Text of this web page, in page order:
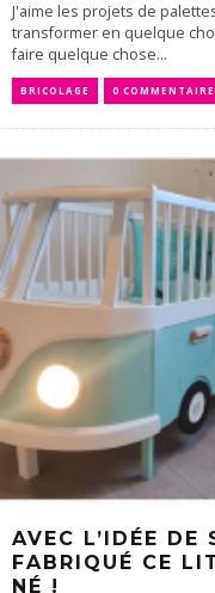
J'aime les projets de
transformer en quelque
faire quelque chose...
BRICOLAGE 0
AVEC L’IDÉE DE
FABRIQUÉ CE
NÉ !